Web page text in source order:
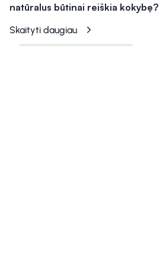
natūralus būtinai reiškia kokybę?
Skaityti daugiau